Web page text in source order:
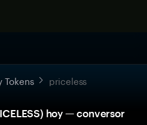
Tokens priceless
hoy — conversor